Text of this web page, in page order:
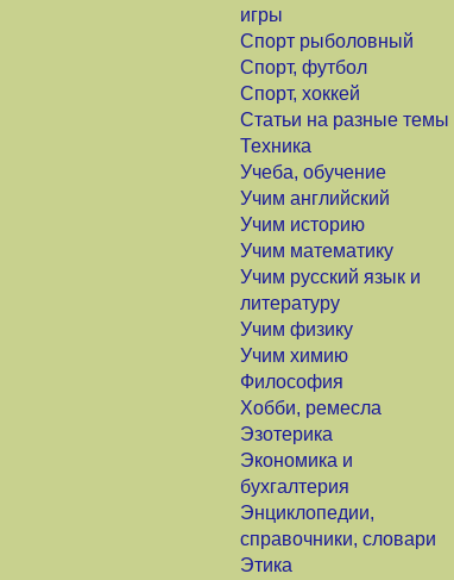
игры
Спорт рыболовный
Спорт, футбол
Спорт, хоккей
Статьи на разные темы
Техника
Учеба, обучение
Учим английский
Учим историю
Учим математику
Учим русский язык и
литературу
Учим физику
Учим химию
Философия
Хобби, ремесла
Эзотерика
Экономика и
бухгалтерия
Энциклопедии,
справочники, словари
Этика